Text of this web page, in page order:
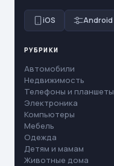
iOS Android
РУБРИКИ
Автомобили
Недвижимость
Телефоны и планшеты
Электроника
Компьютеры
Мебель
Одежда
Детям и мамам
Животные дома